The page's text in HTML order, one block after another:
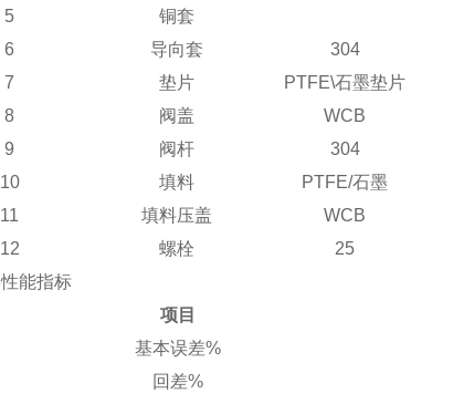
5 铜套
6
导向套 304
7
垫片 PTFE\石墨垫片
8
阀盖 WCB
9
阀杆 304
10
填料 PTFE/石墨
11
填料压盖 WCB
12
螺栓 25
能指标
项目
基本误差%
回差%